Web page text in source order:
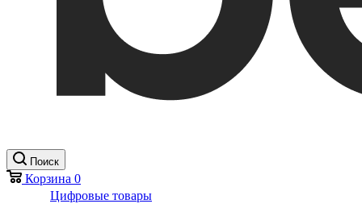
Поиск
Корзина 0
Цифровые товары